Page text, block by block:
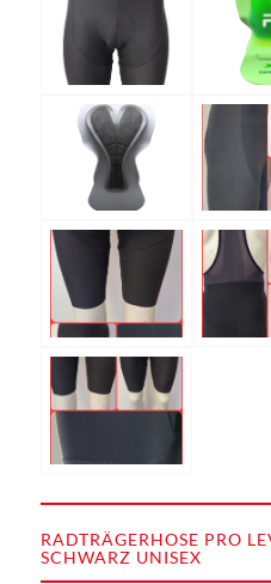
RADTRÄGERHOSE PRO
SCHWARZ UNISEX